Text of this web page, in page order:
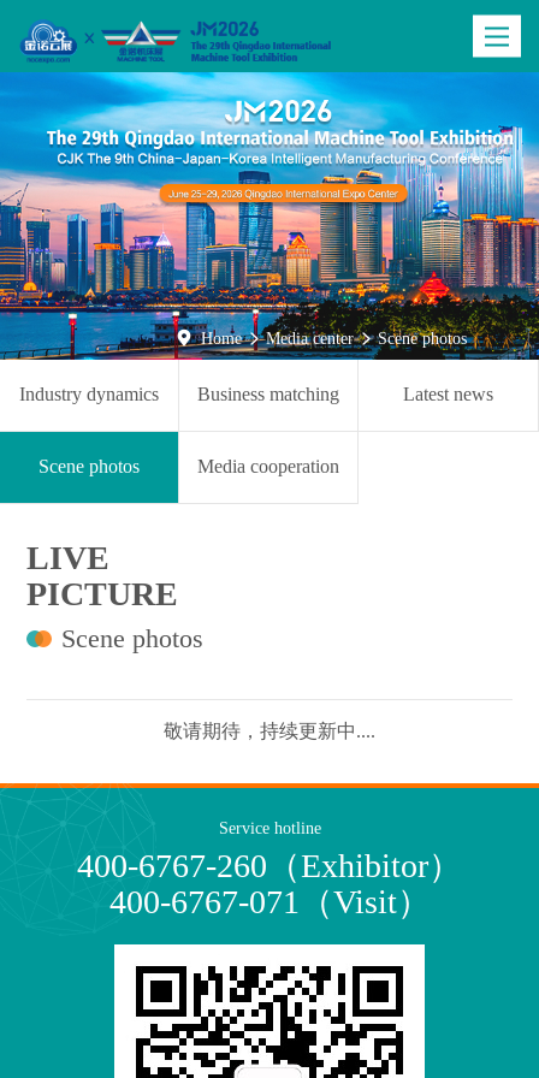
Toggle
 Home  Media center  Scene photos
Industry dynamics Business matching Latest news
Scene photos Media cooperation
LIVE
PICTURE
Scene photos
敬请期待，持续更新中....
Service hotline
400-6767-260（Exhibitor）
400-6767-071（Visit）